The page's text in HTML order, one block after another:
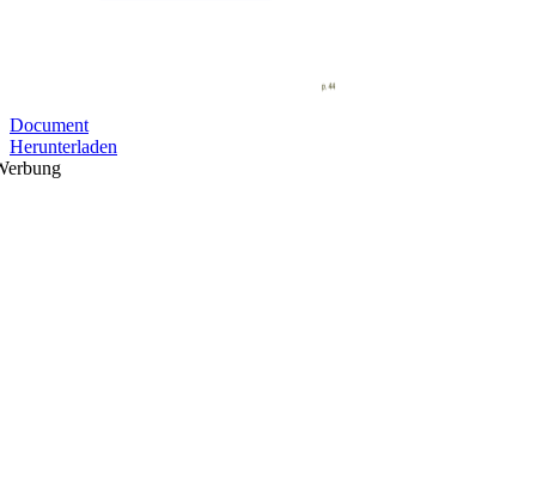
Document
Herunterladen